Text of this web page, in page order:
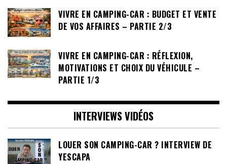
VIVRE EN CAMPING-CAR : BUDGET ET VENTE
DE VOS AFFAIRES – PARTIE 2/3
VIVRE EN CAMPING-CAR : RÉFLEXION,
MOTIVATIONS ET CHOIX DU VÉHICULE –
PARTIE 1/3
INTERVIEWS VIDÉOS
LOUER SON CAMPING-CAR ? INTERVIEW DE
YESCAPA